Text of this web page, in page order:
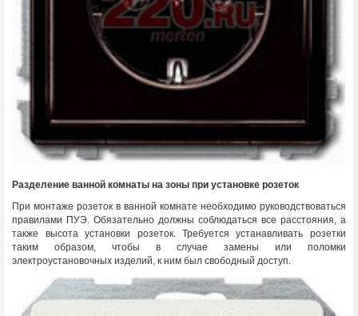
Разделение ванной комнаты на зоны при установке розеток
При монтаже розеток в ванной комнате необходимо руководствоваться
правилами ПУЭ. Обязательно должны соблюдаться все расстояния, а
также высота установки розеток. Требуется устанавливать розетки
таким образом, чтобы в случае замены или поломки
электроустановочных изделий, к ним был свободный доступ.